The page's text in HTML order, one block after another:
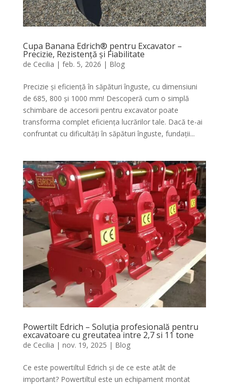
Cupa Banana Edrich® pentru Excavator –
Precizie, Rezistență și Fiabilitate
de Cecilia | feb. 5, 2026 | Blog
Precizie și eficiență în săpături înguste, cu dimensiuni
de 685, 800 și 1000 mm! Descoperă cum o simplă
schimbare de accesorii pentru excavator poate
transforma complet eficiența lucrărilor tale. Dacă te-ai
confruntat cu dificultăți în săpături înguste, fundații...
Powertilt Edrich – Soluția profesională pentru
excavatoare cu greutatea intre 2,7 si 11 tone
de Cecilia | nov. 19, 2025 | Blog
Ce este powertiltul Edrich și de ce este atât de
important? Powertiltul este un echipament montat